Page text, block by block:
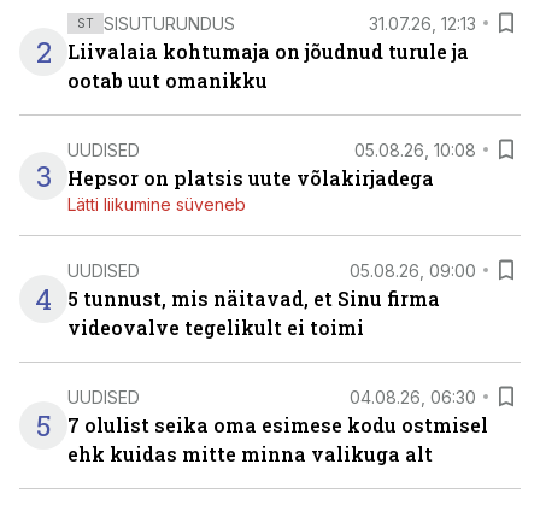
2
ST SISUTURUNDUS 31.07.26, 12:13
Liivalaia kohtumaja on jõudnud turule ja
ootab uut omanikku
3
UUDISED 05.08.26, 10:08
Hepsor on platsis uute võlakirjadega
Lätti liikumine süveneb
4
UUDISED 05.08.26, 09:00
5 tunnust, mis näitavad, et Sinu firma
videovalve tegelikult ei toimi
5
UUDISED 04.08.26, 06:30
7 olulist seika oma esimese kodu ostmisel
ehk kuidas mitte minna valikuga alt